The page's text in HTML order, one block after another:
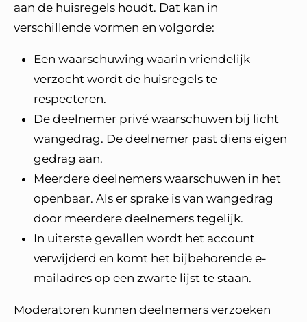
aan de huisregels houdt. Dat kan in
verschillende vormen en volgorde:
Een waarschuwing waarin vriendelijk
verzocht wordt de huisregels te
respecteren.
De deelnemer privé waarschuwen bij licht
wangedrag. De deelnemer past diens eigen
gedrag aan.
Meerdere deelnemers waarschuwen in het
openbaar. Als er sprake is van wangedrag
door meerdere deelnemers tegelijk.
In uiterste gevallen wordt het account
verwijderd en komt het bijbehorende e-
mailadres op een zwarte lijst te staan.
Moderatoren kunnen deelnemers verzoeken